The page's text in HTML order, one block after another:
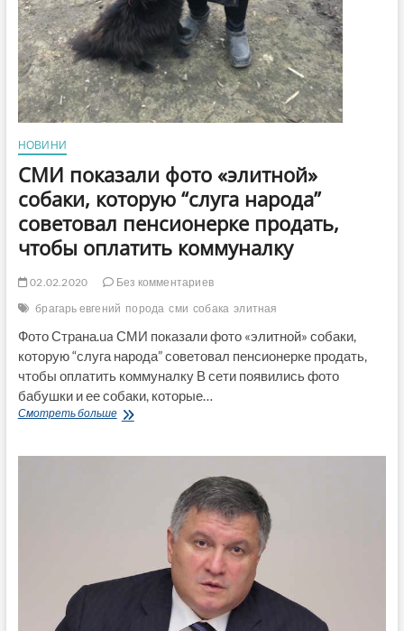
НОВИНИ
СМИ показали фото «элитной»
собаки, которую “слуга народа”
советовал пенсионерке продать,
чтобы оплатить коммуналку
02.02.2020
Без комментариев
брагарь евгений порода сми собака элитная
Фото Страна.ua СМИ показали фото «элитной» собаки,
которую “слуга народа” советовал пенсионерке продать,
чтобы оплатить коммуналку В сети появились фото
бабушки и ее собаки, которые…
Смотреть большеСМИ
«элитной»
советовал
пенсионерке
продать,
коммуналку